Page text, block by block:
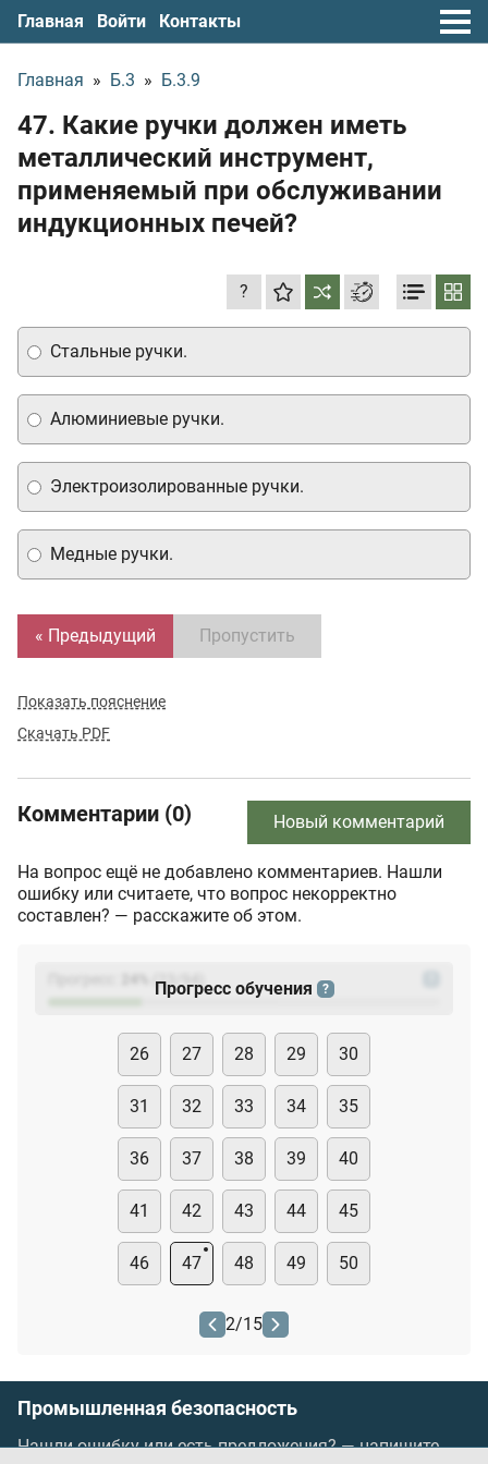
Главная Войти Контакты
Главная » Б.3 » Б.3.9
47. Какие ручки должен иметь
металлический инструмент,
применяемый при обслуживании
индукционных печей?
?
Электроизолированные ручки.
Алюминиевые ручки.
Медные ручки.
Стальные ручки.
« Предыдущий Пропустить
Показать пояснение
Скачать PDF
Комментарии (0) Новый комментарий
На вопрос ещё не добавлено комментариев. Нашли
ошибку или считаете, что вопрос некорректно
составлен? — расскажите об этом.
(23
Прогресс обучения ?
26 27 28 29 30
31 32 33 34 35
36 37 38 39 40
41 42 43 44 45
46 47 48 49 50
2/15
Промышленная безопасность
Нашли ошибку или есть предложения? —напишите